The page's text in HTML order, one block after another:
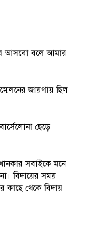
আসবো বলে আমার
জায়গায় ছিল
ছেড়ে
সবাইকে মনে
বিদায়ের সময়
কাছে থেকে বিদায়